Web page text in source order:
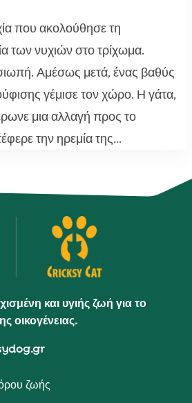
που ακολούθησε τη
των νυχιών στο τρίχωμα.
Αμέσως μετά, ένας βαθύς
γέμισε τον χώρο. Η γάτα,
μια αλλαγή προς το
την ηρεμία της...
και υγιής ζωή για το
οικογένειας.
ζωής